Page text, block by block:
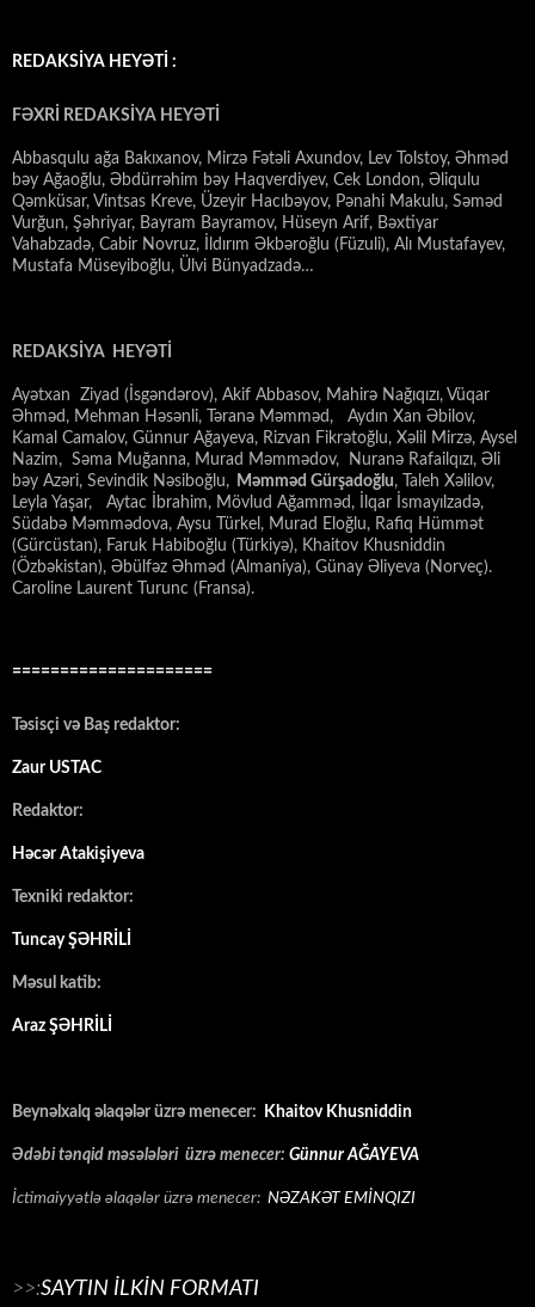
REDAKSİYA HEYƏTİ :
FƏXRİ REDAKSİYA HEYƏTİ
Abbasqulu ağa Bakıxanov, Mirzə Fətəli Axundov, Lev Tolstoy, Əhməd
bəy Ağaoğlu, Əbdürrəhim bəy Haqverdiyev, Cek London, Əliqulu
Qəmküsar, Vintsas Kreve, Üzeyir Hacıbəyov, Pənahi Makulu, Səməd
Vurğun, Şəhriyar, Bayram Bayramov, Hüseyn Arif, Bəxtiyar
Vahabzadə, Cabir Novruz, İldırım Əkbəroğlu (Füzuli), Alı Mustafayev,
Mustafa Müseyiboğlu, Ülvi Bünyadzadə…
REDAKSİYA HEYƏTİ
Ayətxan Ziyad (İsgəndərov), Akif Abbasov, Mahirə Nağıqızı, Vüqar
Əhməd, Mehman Həsənli, Təranə Məmməd, Aydın Xan Əbilov,
Kamal Camalov, Günnur Ağayeva, Rizvan Fikrətoğlu, Xəlil Mirzə, Aysel
Nazim, Səma Muğanna, Murad Məmmədov, Nuranə Rafailqızı, Əli
bəy Azəri, Sevindik Nəsiboğlu, Məmməd Gürşadoğlu, Taleh Xəlilov,
Leyla Yaşar, Aytac İbrahim, Mövlud Ağamməd, İlqar İsmayılzadə,
Südabə Məmmədova, Aysu Türkel, Murad Eloğlu, Rafiq Hümmət
(Gürcüstan), Faruk Habiboğlu (Türkiyə), Khaitov Khusniddin
(Özbəkistan), Əbülfəz Əhməd (Almaniya), Günay Əliyeva (Norveç).
Caroline Laurent Turunc (Fransa).
=====================
Təsisçi və Baş redaktor:
Zaur USTAC
Redaktor:
Həcər Atakişiyeva
Texniki redaktor:
Tuncay ŞƏHRİLİ
Məsul katib:
Araz ŞƏHRİLİ
Beynəlxalq əlaqələr üzrə menecer: Khaitov Khusniddin
Ədəbi tənqid məsələləri üzrə menecer: Günnur AĞAYEVA
İctimaiyyətlə əlaqələr üzrə menecer: NƏZAKƏT EMİNQIZI
>>:SAYTIN İLKİN FORMATI